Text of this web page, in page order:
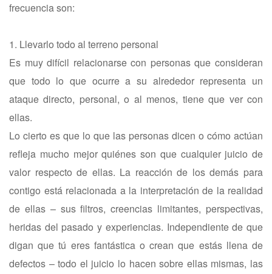
frecuencia son:
1. Llevarlo todo al terreno personal
Es muy difícil relacionarse con personas que consideran
que todo lo que ocurre a su alrededor representa un
ataque directo, personal, o al menos, tiene que ver con
ellas.
Lo cierto es que lo que las personas dicen o cómo actúan
refleja mucho mejor quiénes son que cualquier juicio de
valor respecto de ellas. La reacción de los demás para
contigo está relacionada a la interpretación de la realidad
de ellas – sus filtros, creencias limitantes, perspectivas,
heridas del pasado y experiencias. Independiente de que
digan que tú eres fantástica o crean que estás llena de
defectos – todo el juicio lo hacen sobre ellas mismas, las